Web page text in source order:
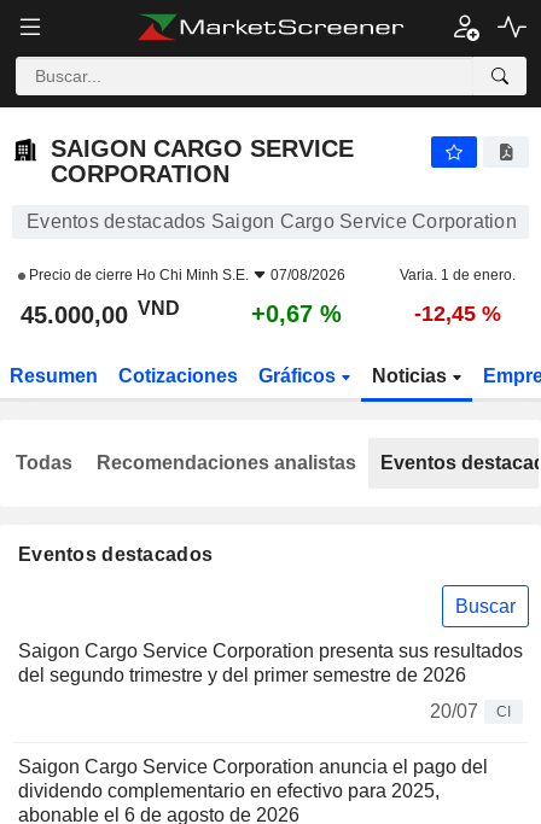
SAIGON CARGO SERVICE
CORPORATION
Eventos destacados Saigon Cargo Service Corporation
Precio de cierre Ho Chi Minh S.E. 07/08/2026 Varia. 1 de enero.
45.000,00 VND +0,67 % -12,45 %
Resumen Cotizaciones Gráficos Noticias
Eventos destacados
Buscar
Saigon Cargo Service Corporation presenta sus resultados
del segundo trimestre y del primer semestre de 2026
20/07
CI
Saigon Cargo Service Corporation anuncia el pago del
dividendo complementario en efectivo para 2025,
abonable el 6 de agosto de 2026
Todas Recomendaciones analistas Eventos